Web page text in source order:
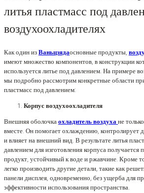
литья пластмасс под
воздухоохладителях
Как один изВаньцзядаосновные продукты,
имеют множество компонентов, в конструкции
используется литье под давлением. На примере
мы подробно рассмотрим конкретные области
пластмасс под давлением:
Корпус воздухоохладителя
Внешняя оболочкаохладитель воздухане
вместе. Он помогает охлаждению, контролирует
и влияет на внешний вид. В результате литья
давлением для изготовления корпуса получается
продукт, устойчивый к воде и ржавчине. Кроме
легко производить другие детали, такие как
панели дисплея, одновременно, без ущерба для
эффективности использования пространства.